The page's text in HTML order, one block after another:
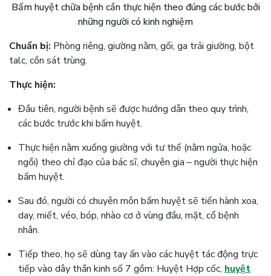
Bấm huyệt chữa bệnh cần thực hiện theo đúng các bước bởi
những người có kinh nghiệm
Chuẩn bị: Phòng riêng, giường nằm, gối, ga trải giường, bột
talc, cồn sát trùng.
Thực hiện:
Đầu tiên, người bệnh sẽ được hướng dẫn theo quy trình,
các bước trước khi bấm huyệt.
Thực hiện nằm xuống giường với tư thế (nằm ngửa, hoặc
ngồi) theo chỉ đạo của bác sĩ, chuyên gia – người thực hiện
bấm huyệt.
Sau đó, người có chuyên môn bấm huyệt sẽ tiến hành xoa,
day, miết, véo, bóp, nhào cơ ở vùng đầu, mặt, cổ bệnh
nhân.
Tiếp theo, họ sẽ dùng tay ấn vào các huyệt tác động trực
tiếp vào dây thần kinh số 7 gồm: Huyệt Hợp cốc, huyệt